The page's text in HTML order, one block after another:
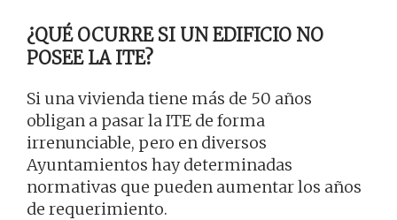
¿QUÉ OCURRE SI UN EDIFICIO NO
POSEE LA ITE?
Si una vivienda tiene más de 50 años
obligan a pasar la ITE de forma
irrenunciable, pero en diversos
Ayuntamientos hay determinadas
normativas que pueden aumentar los años
de requerimiento.